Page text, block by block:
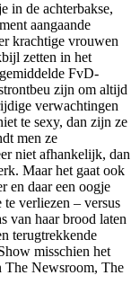
in de achterbakse,
aangaande
krachtige vrouwen
zetten in het
FvD-
zijn om altijd
verwachtingen
te sexy, dan zijn ze
men ze
niet afhankelijk, dan
Maar het gaat ook
en daar een oogje
verliezen – versus
van haar brood laten
terugtrekkende
misschien het
The Newsroom, The